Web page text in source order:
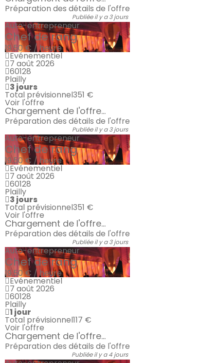
Préparation des détails de l'offre
Publiée il y a 3 jours
Auto-entrepreneur
Chef de rang
19.50 € / heure
Evénementiel
7 août 2026
60128
Plailly
3 jours
Total prévisionnel351 €
Voir l'offre
Chargement de l'offre...
Préparation des détails de l'offre
Publiée il y a 3 jours
Auto-entrepreneur
Chef de rang
19.50 € / heure
Evénementiel
7 août 2026
60128
Plailly
3 jours
Total prévisionnel351 €
Voir l'offre
Chargement de l'offre...
Préparation des détails de l'offre
Publiée il y a 3 jours
Auto-entrepreneur
Chef de rang
19.50 € / heure
Evénementiel
7 août 2026
60128
Plailly
1 jour
Total prévisionnel117 €
Voir l'offre
Chargement de l'offre...
Préparation des détails de l'offre
Publiée il y a 4 jours